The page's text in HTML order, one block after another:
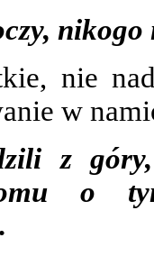
nie
w
z
o